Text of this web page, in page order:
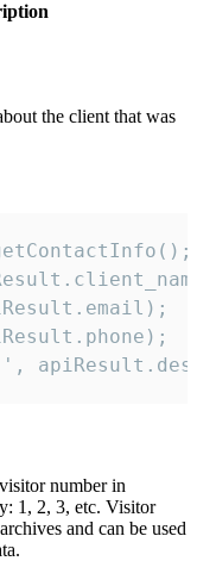
the client that was
number in
1, 2, 3, etc. Visitor
and can be used